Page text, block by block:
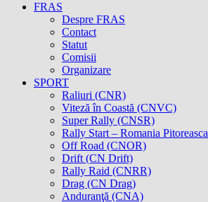
FRAS
Despre FRAS
Contact
Statut
Comisii
Organizare
SPORT
Raliuri (CNR)
Viteză în Coastă (CNVC)
Super Rally (CNSR)
Rally Start – Romania Pitoreasca
Off Road (CNOR)
Drift (CN Drift)
Rally Raid (CNRR)
Drag (CN Drag)
Anduranţă (CNA)